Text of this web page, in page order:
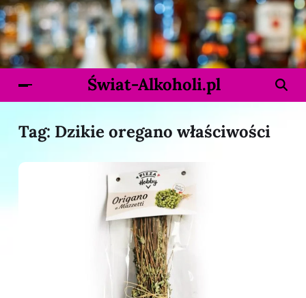
Świat-Alkoholi.pl
Tag: Dzikie oregano właściwości